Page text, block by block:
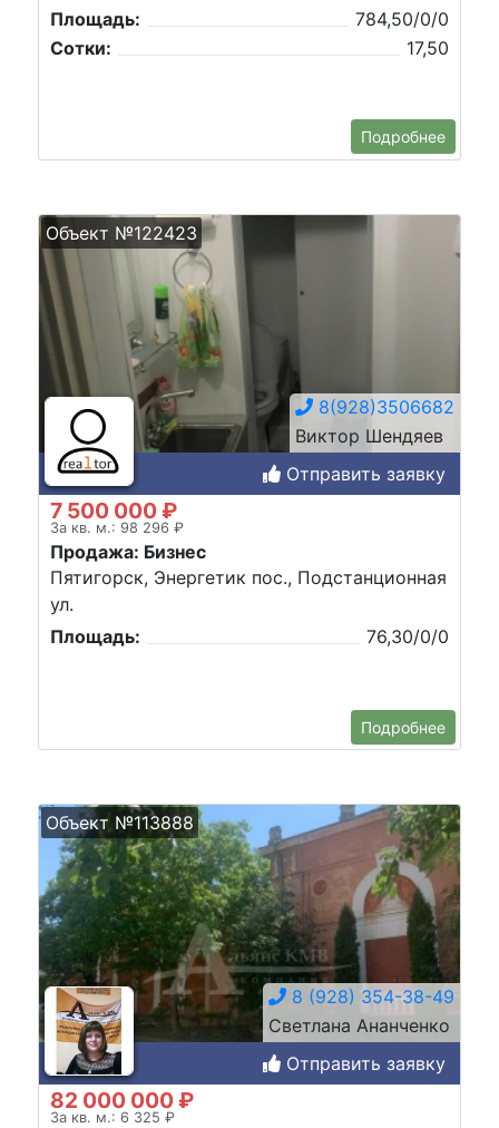
Площадь:
784,50/0/0
Сотки:
17,50
Подробнее
Объект №122423
8(928)3506682
Виктор Шендяев
Отправить заявку
7 500 000 ₽
За кв. м.: 98 296 ₽
Продажа: Бизнес
Пятигорск, Энергетик пос., Подстанционная
ул.
Площадь:
76,30/0/0
Подробнее
Объект №113888
8 (928) 354-38-49
Светлана Ананченко
Отправить заявку
82 000 000 ₽
За кв. м.: 6 325 ₽